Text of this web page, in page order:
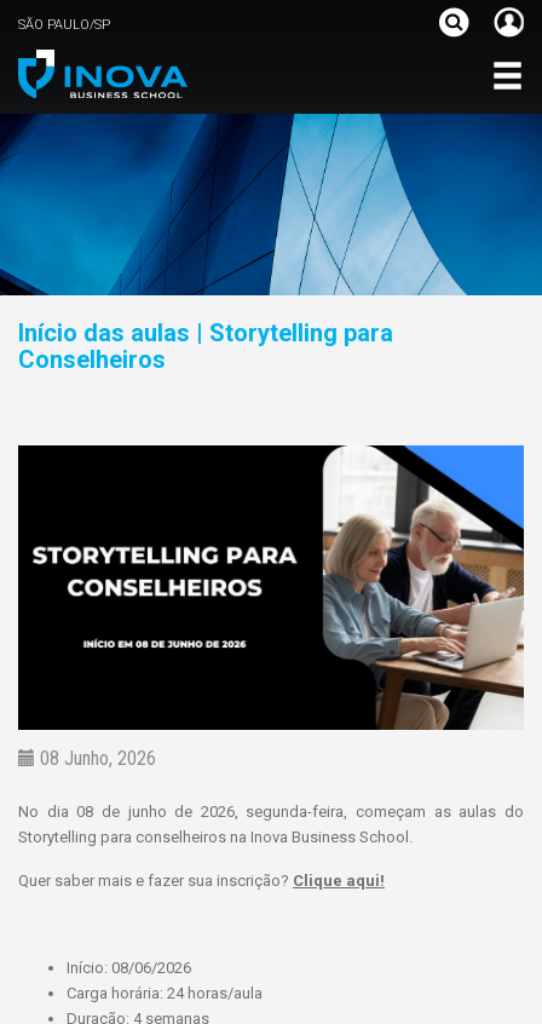
SÃO PAULO/SP
Início das aulas | Storytelling para
Conselheiros
08 Junho, 2026
No dia 08 de junho de 2026, segunda-feira, começam as aulas do
Storytelling para conselheiros na Inova Business School.
Quer saber mais e fazer sua inscrição? Clique aqui!
Início: 08/06/2026
Carga horária: 24 horas/aula
Duração: 4 semanas